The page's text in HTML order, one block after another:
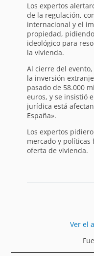
Los expertos
de la regulación,
internacional y el
propiedad,
ideológico para
la vivienda.
Al cierre del
la inversión
pasado de 58.000
euros, y se insistió
jurídica está
España».
Los expertos
mercado y políticas
oferta de vivienda.
Ver el